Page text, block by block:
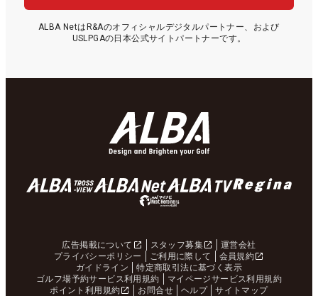
ALBA NetはR&Aのオフィシャルデジタルパートナー、および
USLPGAの日本公式サイトパートナーです。
広告掲載について スタッフ募集
運営会社
プライバシーポリシー
ご利用に際して
会員規約
ガイドライン
特定商取引法に基づく表示
ゴルフ場予約サービス利用規約
マイページサービス利用規約
ポイント利用規約
お問合せ ヘルプ サイトマップ